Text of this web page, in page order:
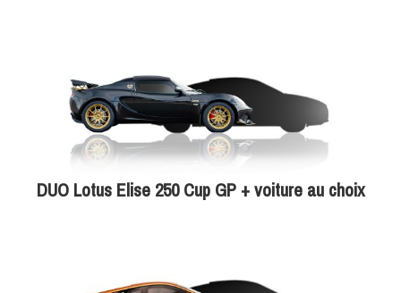
DUO Lotus Elise 250 Cup GP + voiture au choix